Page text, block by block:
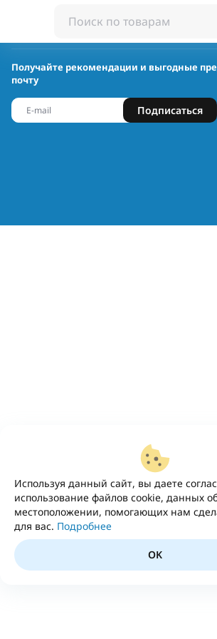
Используя данный сайт, вы даете
использование файлов cookie, данных
местоположении, помогающих нам
для вас. Подробнее
OK
Получайте рекомендации и выгодные
почту
Подписаться